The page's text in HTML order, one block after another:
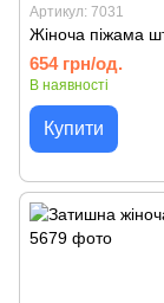
Артикул: 7031
Жіноча піжама
654 грн/од.
В наявності
Купити